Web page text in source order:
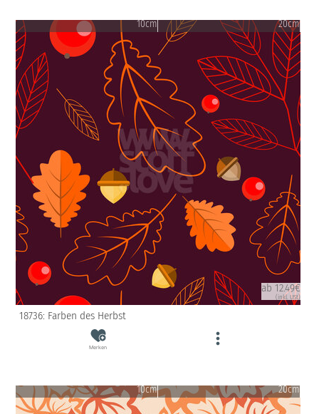
10cm 20cm
ab 12.49€
(inkl. USt)
18736: Farben des Herbst
Merken
10cm 20cm